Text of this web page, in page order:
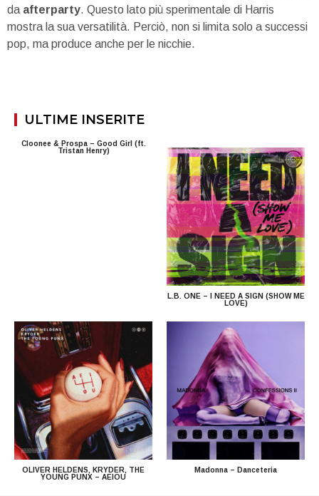
da afterparty. Questo lato più sperimentale di Harris
mostra la sua versatilità. Perciò, non si limita solo a successi
pop, ma produce anche per le nicchie.
ULTIME INSERITE
Cloonee & Prospa – Good Girl (ft.
Tristan Henry)
L.B. ONE – I NEED A SIGN (SHOW ME
LOVE)
OLIVER HELDENS, KRYDER, THE
YOUNG PUNX – AEIOU
Madonna – Danceteria